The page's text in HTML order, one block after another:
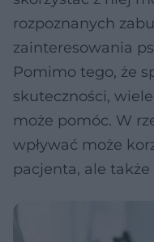
rozpoznanych
zainteresowania
Pomimo tego, że
skuteczności,
może pomóc. W
wpływać może
pacjenta, ale